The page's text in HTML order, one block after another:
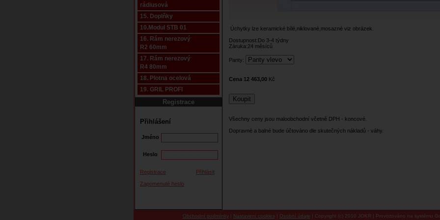
rádiusová
15. Doplňky
10.Modul STB 01
16. Rám nerezový
R2 60mm
17. Rám nerezový
R4 80mm
18. Plotna ocelová
19. GRIL PROFI
Registrace
Přihlášení
Jméno
Heslo
Registrace
Přihlásit
Zapomenuté heslo
Úchytky lze keramické bílé,niklované,mosazné viz obrázek.
Dostupnost:Do 3-4 týdny
Záruka:24 měsíců
Panty:
Cena 12 463,00 Kč
Všechny ceny jsou maloobchodní včetně DPH - koncové.
Dopravné a balné bude účtováno dle skutečných nákladů - váhy.
Obchodní podmínky| Nastavení cookies | Osobní údaje | Copyright (c) 2010 JOKR | Provozováno na systému